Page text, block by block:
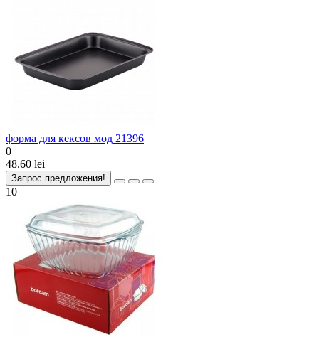
форма для кексов мод 21396
0
48.60 lei
Запрос предложения!
10